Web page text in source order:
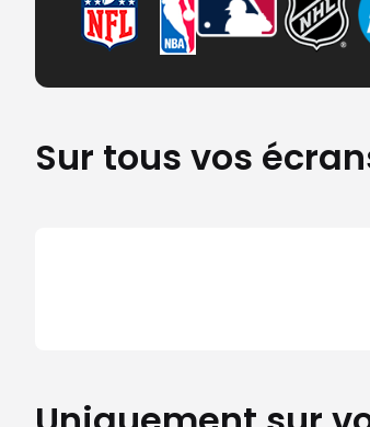
Sur tous vos